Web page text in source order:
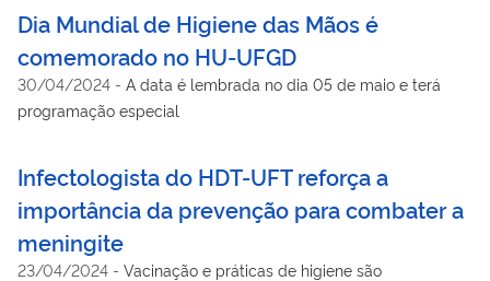
Dia Mundial de Higiene das Mãos é
comemorado no HU-UFGD
30/04/2024 - A data é lembrada no dia 05 de maio e terá
programação especial
Infectologista do HDT-UFT reforça a
importância da prevenção para combater a
meningite
23/04/2024 - Vacinação e práticas de higiene são